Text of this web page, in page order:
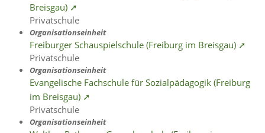
Breisgau) ➚
Privatschule
Organisationseinheit
Freiburger Schauspielschule (Freiburg im Breisgau) ➚
Privatschule
Organisationseinheit
Evangelische Fachschule für Sozialpädagogik (Freiburg
im Breisgau) ➚
Privatschule
Organisationseinheit